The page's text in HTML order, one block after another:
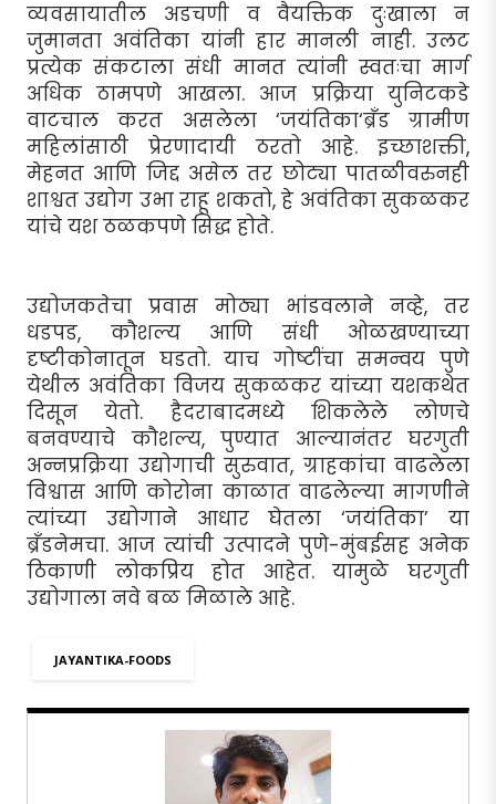
व्यवसायातील अडचणी व वैयक्तिक दुःखाला न
जुमानता अवंतिका यांनी हार मानली नाही. उलट
प्रत्येक संकटाला संधी मानत त्यांनी स्वतःचा मार्ग
अधिक ठामपणे आखला. आज प्रक्रिया युनिटकडे
वाटचाल करत असलेला ‘जयंतिका‘ब्रँड ग्रामीण
महिलांसाठी प्रेरणादायी ठरतो आहे. इच्छाशक्ती,
मेहनत आणि जिद्द असेल तर छोट्या पातळीवरुनही
शाश्वत उद्योग उभा राहू शकतो, हे अवंतिका सुकळकर
यांचे यश ठळकपणे सिद्ध होते.
उद्योजकतेचा प्रवास मोठ्या भांडवलाने नव्हे, तर
धडपड, कौशल्य आणि संधी ओळखण्याच्या
दृष्टीकोनातून घडतो. याच गोष्टींचा समन्वय पुणे
येथील अवंतिका विजय सुकळकर यांच्या यशकथेत
दिसून येतो. हैदराबादमध्ये शिकलेले लोणचे
बनवण्याचे कौशल्य, पुण्यात आल्यानंतर घरगुती
अन्नप्रक्रिया उद्योगाची सुरुवात, ग्राहकांचा वाढलेला
विश्वास आणि कोरोना काळात वाढलेल्या मागणीने
त्यांच्या उद्योगाने आधार घेतला ‘जयंतिका’ या
ब्रँडनेमचा. आज त्यांची उत्पादने पुणे-मुंबईसह अनेक
ठिकाणी लोकप्रिय होत आहेत. यामुळे घरगुती
उद्योगाला नवे बळ मिळाले आहे.
JAYANTIKA-FOODS